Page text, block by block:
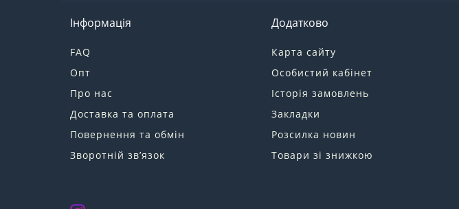
Інформація
FAQ
Опт
Про нас
Доставка та оплата
Повернення та обмін
Зворотній зв’язок
Додатково
Карта сайту
Особистий кабінет
Історія замовлень
Закладки
Розсилка новин
Товари зі знижкою